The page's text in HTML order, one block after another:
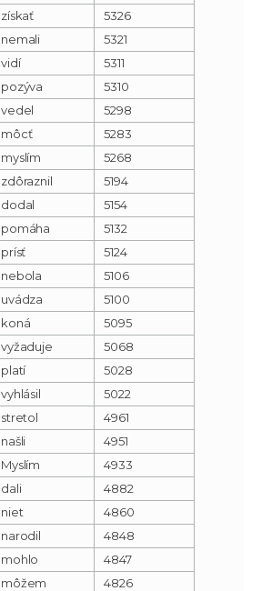
získať
5326
nemali
5321
vidí
5311
pozýva
5310
vedel
5298
môcť
5283
myslím
5268
zdôraznil
5194
dodal
5154
pomáha
5132
prísť
5124
nebola
5106
uvádza
5100
koná
5095
vyžaduje
5068
platí
5028
vyhlásil
5022
stretol
4961
našli
4951
Myslím
4933
dali
4882
niet
4860
narodil
4848
mohlo
4847
môžem
4826